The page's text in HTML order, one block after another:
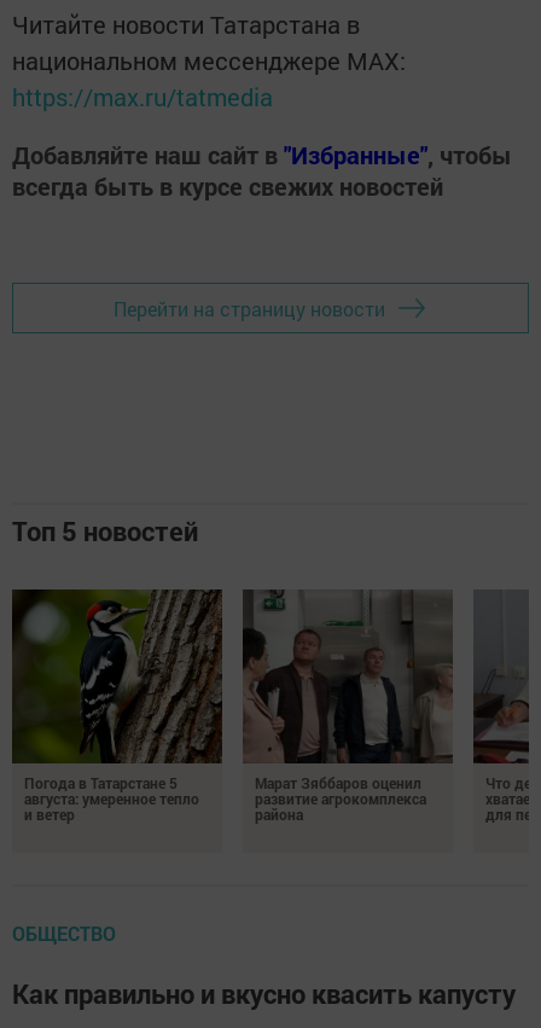
Читайте новости Татарстана в
национальном мессенджере MАХ:
https://max.ru/tatmedia
Добавляйте наш сайт в"Избранные", чтобы
всегда быть в курсе свежих новостей
Перейти на страницу новости
Топ 5 новостей
Погода в Татарстане 5
августа: умеренное тепло
и ветер
Марат Зяббаров оценил
развитие агрокомплекса
района
Что
для
ОБЩЕСТВО
Как правильно и вкусно квасить капусту